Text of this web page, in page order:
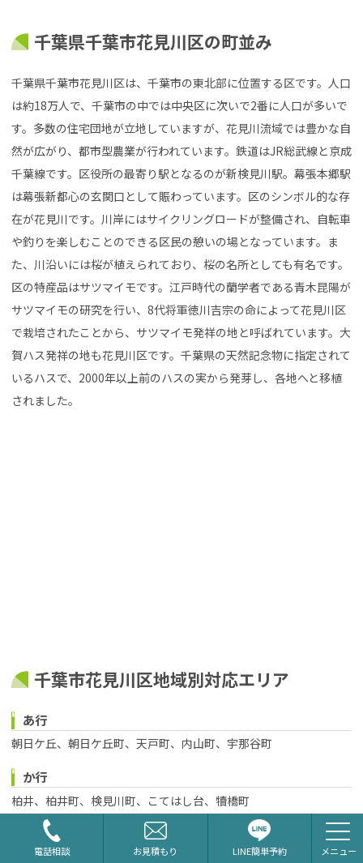
千葉県千葉市花見川区の町並み
千葉県千葉市花見川区は、千葉市の東北部に位置する区です。人口
は約18万人で、千葉市の中では中央区に次いで2番に人口が多いで
す。多数の住宅団地が立地していますが、花見川流域では豊かな自
然が広がり、都市型農業が行われています。鉄道はJR総武線と京成
千葉線です。区役所の最寄り駅となるのが新検見川駅。幕張本郷駅
は幕張新都心の玄関口として賑わっています。区のシンボル的な存
在が花見川です。川岸にはサイクリングロードが整備され、自転車
や釣りを楽しむことのできる区民の憩いの場となっています。ま
た、川沿いには桜が植えられており、桜の名所としても有名です。
区の特産品はサツマイモです。江戸時代の蘭学者である青木昆陽が
サツマイモの研究を行い、8代将軍徳川吉宗の命によって花見川区
で栽培されたことから、サツマイモ発祥の地と呼ばれています。大
賀ハス発祥の地も花見川区です。千葉県の天然記念物に指定されて
いるハスで、2000年以上前のハスの実から発芽し、各地へと移植
されました。
千葉市花見川区地域別対応エリア
あ行
朝日ケ丘、朝日ケ丘町、天戸町、内山町、宇那谷町
か行
柏井、柏井町、検見川町、こてはし台、犢橋町
さ行
作新台、さつきが丘、三角町
電話相談 お見積もり LINE簡単予約